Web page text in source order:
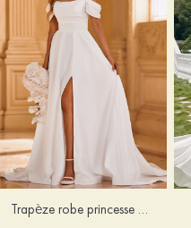
Trapèze robe princesse épaule dénudée traîne chapelle satin robe de mariée